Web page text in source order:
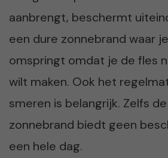
aanbrengt, beschermt
een dure zonnebrand waar
omspringt omdat je de fles
wilt maken. Ook het
smeren is belangrijk. Zelfs
zonnebrand biedt geen
een hele dag.